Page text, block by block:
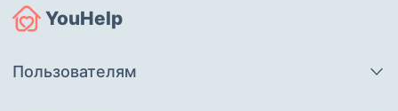
YouHelp
Пользователям